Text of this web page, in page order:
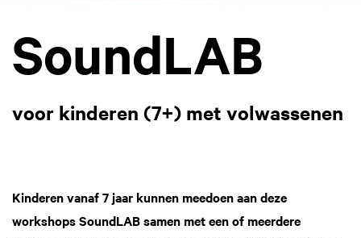
SoundLAB
voor kinderen (7+) met volwassenen
Kinderen vanaf 7 jaar kunnen meedoen aan deze
workshops SoundLAB samen met een of meerdere